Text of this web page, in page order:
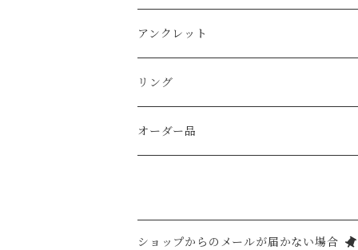
ｋ14
天然石
天然石
シトリン
ラブライドライト
淡水パール
AS935sv ・925sv
天然石
真鍮メッキ
コットンパール
Ｋ14ｇｆ（ゴールドフィルド）
天然石
純銀（925sv AS935sv)
天然石
真鍮メッキ
アンクレット
純銀（ 925sv AS935sv )
天然石
真鍮メッキ
リング
K14gf
オーダー品
ショップからのメールが届かない場合